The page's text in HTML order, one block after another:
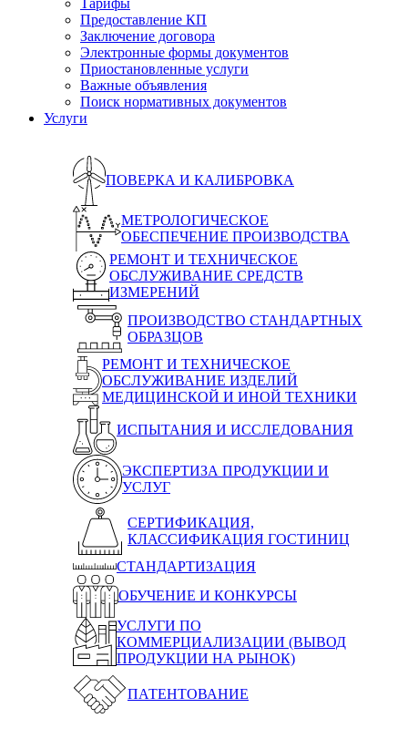
Предоставление КП
Заключение договора
Электронные формы документов
Приостановленные услуги
Важные объявления
Поиск нормативных документов
Услуги
ПОВЕРКА И КАЛИБРОВКА
МЕТРОЛОГИЧЕСКОЕ
ОБЕСПЕЧЕНИЕ ПРОИЗВОДСТВА
РЕМОНТ И ТЕХНИЧЕСКОЕ
ОБСЛУЖИВАНИЕ СРЕДСТВ
ИЗМЕРЕНИЙ
ПРОИЗВОДСТВО СТАНДАРТНЫХ
ОБРАЗЦОВ
РЕМОНТ И ТЕХНИЧЕСКОЕ
ОБСЛУЖИВАНИЕ ИЗДЕЛИЙ
МЕДИЦИНСКОЙ И ИНОЙ ТЕХНИКИ
ИСПЫТАНИЯ И ИССЛЕДОВАНИЯ
ЭКСПЕРТИЗА ПРОДУКЦИИ И
УСЛУГ
СЕРТИФИКАЦИЯ,
КЛАССИФИКАЦИЯ ГОСТИНИЦ
СТАНДАРТИЗАЦИЯ
ОБУЧЕНИЕ И КОНКУРСЫ
УСЛУГИ ПО
КОММЕРЦИАЛИЗАЦИИ (ВЫВОД
ПРОДУКЦИИ НА РЫНОК)
ПАТЕНТОВАНИЕ